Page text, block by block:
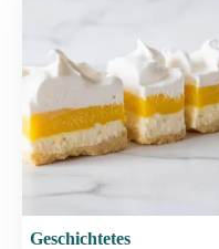
Geschichtetes